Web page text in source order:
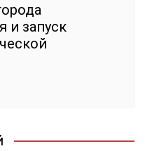
и запуск